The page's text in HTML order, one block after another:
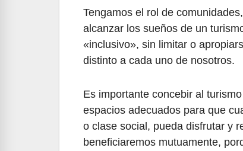
Tengamos el rol de
alcanzar los sueños de un
«inclusivo», sin limitar o
distinto a cada uno de nosotros.
Es importante concebir al
espacios adecuados para que
o clase social, pueda disfrutar y
beneficiaremos mutuamente,